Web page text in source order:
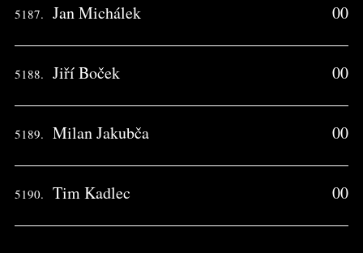
5187. Jan Michálek 00
5188. Jiří Boček 00
5189. Milan Jakubča 00
5190. Tim Kadlec 00